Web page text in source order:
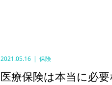
2021.05.16 保険
医療保険は本当に必